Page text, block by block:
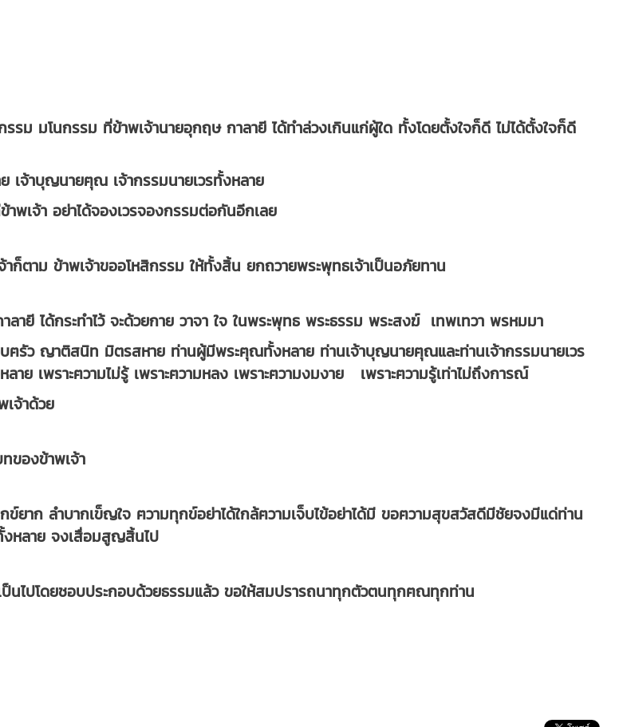
รรม มโนกรรม ที่ข้าพเจ้านายอุกฤษ กาลายี ได้ทำล่วงเกินแก่ผู้ใด ทั้งโดยตั้งใจก็ดี ไม่ได้ตั้งใจก็ดี
เจ้าบุญนายฅุณ เจ้ากรรมนายเวรทั้งหลาย
าพเจ้า อย่าได้จองเวรจองกรรมต่อกันอีกเลย
ก็ตาม ข้าพเจ้าขออโหสิกรรม ให้ทั้งสิ้น ยกถวายพระพุทธเจ้าเป็นอภัยทาน
ายี ได้กระทำไว้ จะด้วยกาย วาจา ใจ ในพระพุทธ พระธรรม พระสงฆ์ เทพเทวา พรหมมา
ฅรัว ญาติสนิท มิตรสหาย ท่านผู้มีพระฅุณทั้งหลาย ท่านเจ้าบุญนายฅุณและท่านเจ้ากรรมนายเวร
ย เพราะฅวามไม่รู้ เพราะฅวามหลง เพราะฅวามงมงาย เพราะฅวามรู้เท่าไม่ถึงการณ์
เจ้าด้วย
ของข้าพเจ้า
ยาก ลำบากเข็ญใจ ฅวามทุกข์อย่าได้ใกล้ฅวามเจ็บไข้อย่าได้มี ขอฅวามสุขสวัสดีมีชัยจงมีแด่ท่าน
งหลาย จงเสื่อมสูญสิ้นไป
นไปโดยชอบประกอบด้วยธรรมแล้ว ขอให้สมปรารถนาทุกตัวตนทุกฅณทุกท่าน